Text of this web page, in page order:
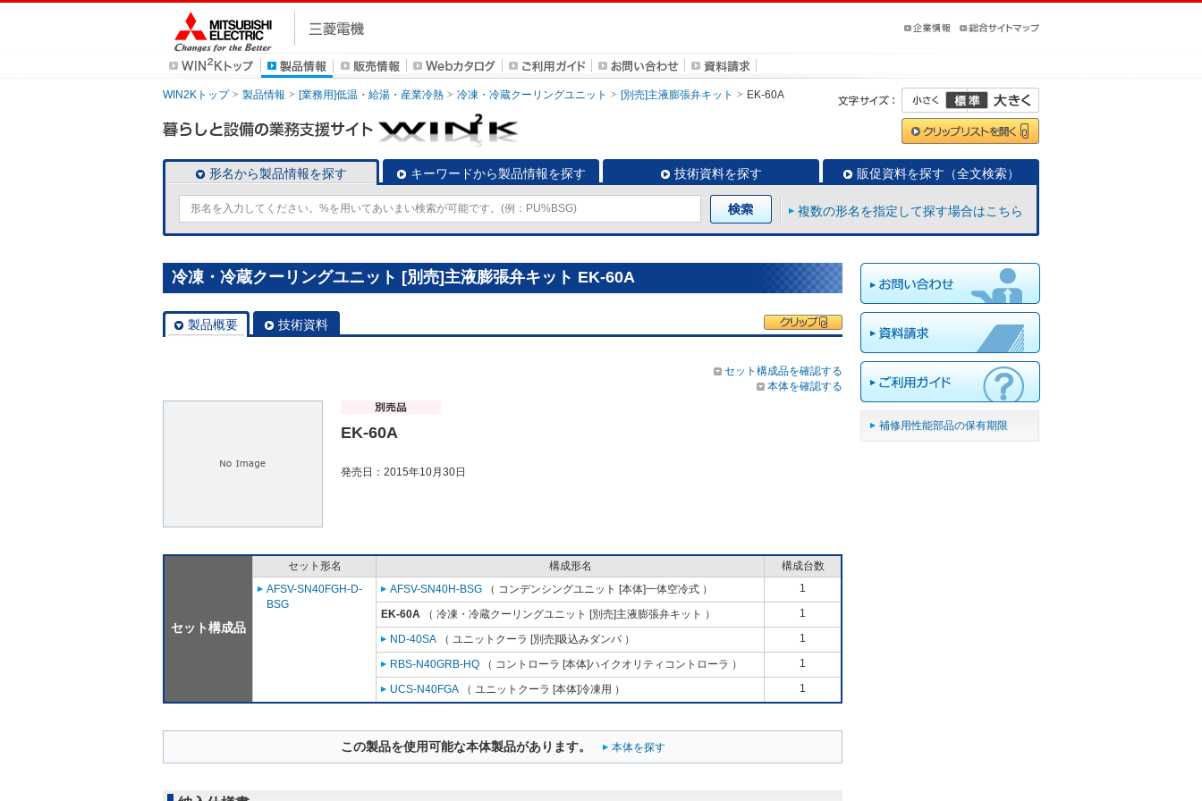
WIN2Kトップ 製品情報 [業務用]低温・給湯・産業冷熱 冷凍・冷蔵クーリングユニット [別売]主液膨張弁キット EK-60A
形名から製品情報を探す キーワードから製品情報を探す 技術資料を探す 販促資料を探す（全文検索）
複数の形名を指定して探す場合はこちら
冷凍・冷蔵クーリングユニット [別売]主液膨張弁キット EK-60A
製品概要 技術資料
セット構成品を確認する
本体を確認する
EK-60A
発売日：2015年10月30日
セット構成品
セット形名 構成形名
構成台数
AFSV-SN40FGH-D-
BSG
AFSV-SN40H-BSG （ コンデンシングユニット [本体]一体空冷式 ） 1
EK-60A （ 冷凍・冷蔵クーリングユニット [別売]主液膨張弁キット ） 1
ND-40SA （ ユニットクーラ [別売]吸込みダンパ ） 1
RBS-N40GRB-HQ （ コントローラ [本体]ハイクオリティコントローラ ） 1
UCS-N40FGA （ ユニットクーラ [本体]冷凍用 ） 1
この製品を使用可能な本体製品があります。 本体を探す
補修用性能部品の保有期限